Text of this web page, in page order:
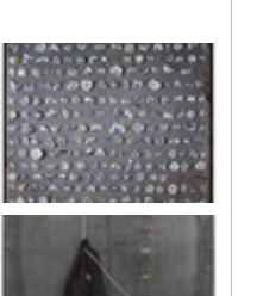
《無題 (040)》
鐵片、中國瓷器碎片及鋼絲
204 x 184 x 15 cm